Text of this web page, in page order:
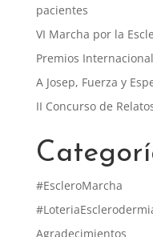
pacientes
VI Marcha por la
Premios
A Josep, Fuerza y
II Concurso de
#EscleroMarcha
Agradecimientos